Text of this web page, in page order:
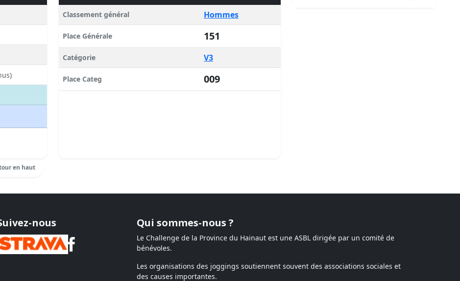
en haut
Classement général Hommes
Place Générale 151
Catégorie V3
Place Categ 009
nous Qui sommes-nous ?
Le Challenge de la Province du Hainaut est une ASBL dirigée par un comité de
bénévoles.
Les organisations des joggings soutiennent souvent des associations sociales et
des causes importantes.